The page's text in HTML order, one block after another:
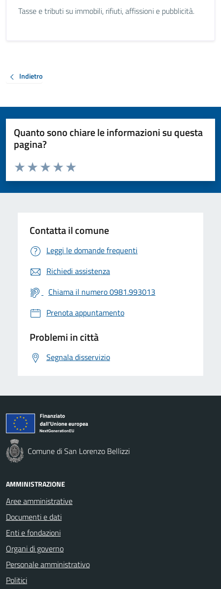
Tasse e tributi su immobili, rifiuti, affissioni e pubblicità.
Indietro
Quanto sono chiare le informazioni su questa
pagina?
Valuta da 1 a 5 stelle la pagina
Valuta 5 stelle su 5
Valuta 4 stelle su 5
Valuta 3 stelle su 5
Valuta 2 stelle su 5
Valuta 1 stelle su 5
Contatta il comune
Leggi le domande frequenti
Richiedi assistenza
Chiama il numero 0981.993013
Prenota appuntamento
Problemi in città
Segnala disservizio
Comune di San Lorenzo Bellizzi
AMMINISTRAZIONE
Aree amministrative
Documenti e dati
Enti e fondazioni
Organi di governo
Personale amministrativo
Politici